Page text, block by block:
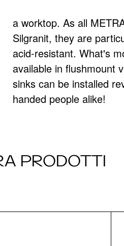
handed people alike!
PRODOTTI